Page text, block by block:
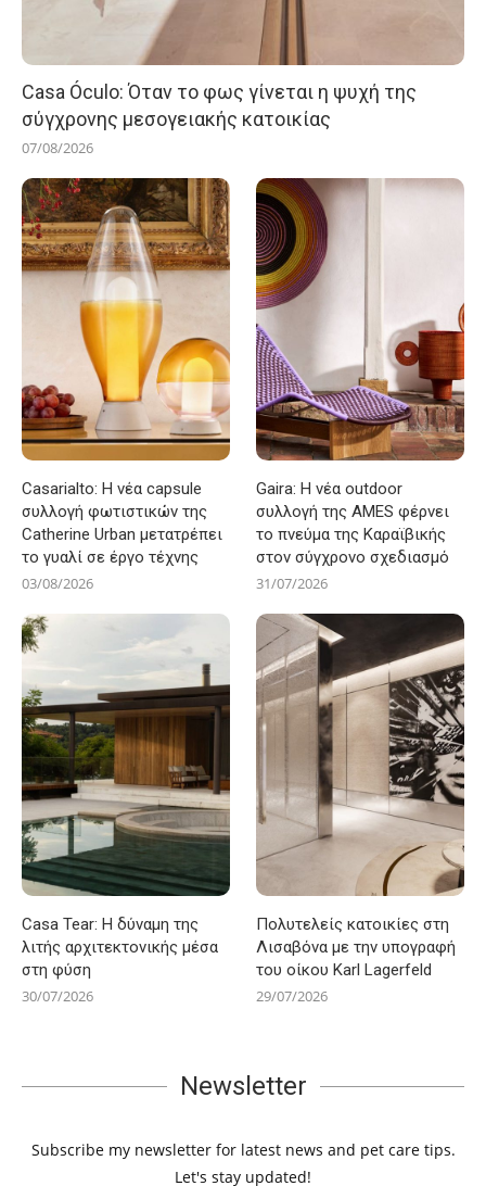
Casa Óculo: Όταν το φως γίνεται η ψυχή της
σύγχρονης μεσογειακής κατοικίας
07/08/2026
Casarialto: Η νέα capsule
συλλογή φωτιστικών της
Catherine Urban μετατρέπει
το γυαλί σε έργο τέχνης
03/08/2026
Gaira: Η νέα outdoor
συλλογή της AMES φέρνει
το πνεύμα της Καραϊβικής
στον σύγχρονο σχεδιασμό
31/07/2026
Casa Tear: Η δύναμη της
λιτής αρχιτεκτονικής μέσα
στη φύση
30/07/2026
Πολυτελείς κατοικίες στη
Λισαβόνα με την υπογραφή
του οίκου Karl Lagerfeld
29/07/2026
Newsletter
Subscribe my newsletter for latest news and pet care tips.
Let's stay updated!